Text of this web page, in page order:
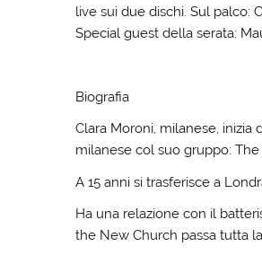
live sui due dischi. Sul palco:
Special guest della serata:
Biografia
Clara Moroni, milanese, inizia
milanese col suo gruppo: The
A 15 anni si trasferisce a
Ha una relazione con il
the New Church passa tutta